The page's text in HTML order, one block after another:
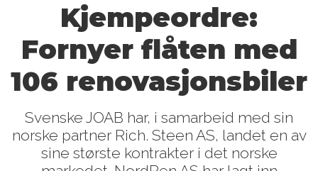
Kjempeordre:
Fornyer flåten med
106 renovasjonsbiler
Svenske JOAB har, i samarbeid med sin
norske partner Rich. Steen AS, landet en av
sine største kontrakter i det norske